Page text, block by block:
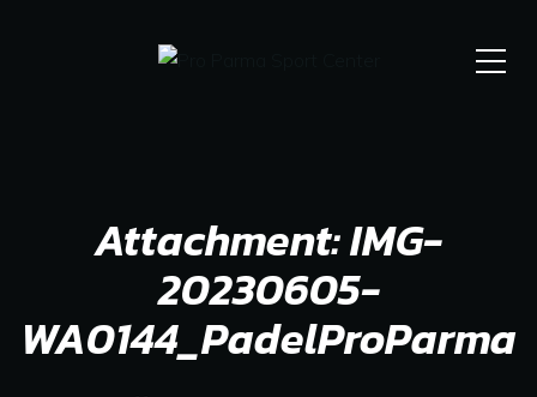
Attachment: IMG-
20230605-
WA0144_PadelProParma